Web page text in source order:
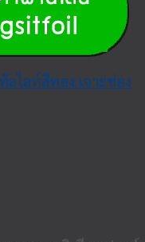
ลไลท์สีทอง เจาะช่อง